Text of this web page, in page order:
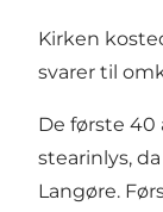
Kirken
svarer til
De første
stearinlys,
Langøre.